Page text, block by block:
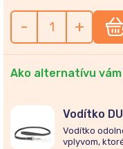
- +
Ako alternatívu
Vodítko
WEST
100cm/
Vodítko
vplyvom,